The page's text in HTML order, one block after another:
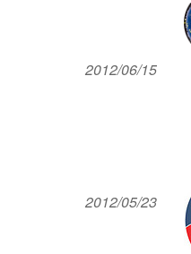
2012/06/15
2012/05/23